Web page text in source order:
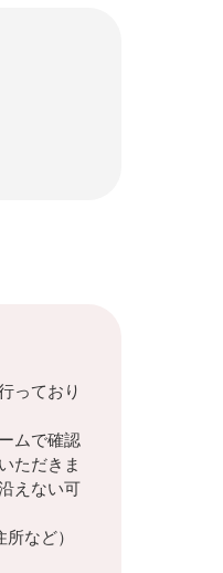
っており
ムで確認
ただきま
えない可
など）